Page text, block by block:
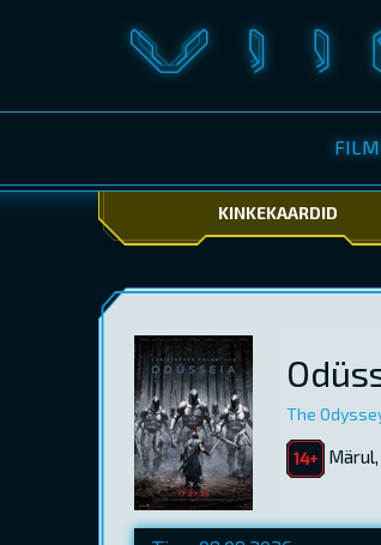
KINKEKAARDID
The